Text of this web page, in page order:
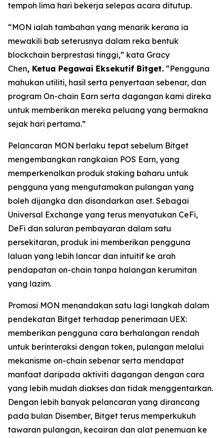
tempoh lima hari bekerja selepas acara ditutup.
“MON ialah tambahan yang menarik kerana ia
mewakili bab seterusnya dalam reka bentuk
blockchain berprestasi tinggi,” kata Gracy
Chen, Ketua Pegawai Eksekutif Bitget. “Pengguna
mahukan utiliti, hasil serta penyertaan sebenar, dan
program On-chain Earn serta dagangan kami direka
untuk memberikan mereka peluang yang bermakna
sejak hari pertama.”
Pelancaran MON berlaku tepat sebelum Bitget
mengembangkan rangkaian POS Earn, yang
memperkenalkan produk staking baharu untuk
pengguna yang mengutamakan pulangan yang
boleh dijangka dan disandarkan aset. Sebagai
Universal Exchange yang terus menyatukan CeFi,
DeFi dan saluran pembayaran dalam satu
persekitaran, produk ini memberikan pengguna
laluan yang lebih lancar dan intuitif ke arah
pendapatan on-chain tanpa halangan kerumitan
yang lazim.
Promosi MON menandakan satu lagi langkah dalam
pendekatan Bitget terhadap penerimaan UEX:
memberikan pengguna cara berhalangan rendah
untuk berinteraksi dengan token, pulangan melalui
mekanisme on-chain sebenar serta mendapat
manfaat daripada aktiviti dagangan dengan cara
yang lebih mudah diakses dan tidak menggentarkan.
Dengan lebih banyak pelancaran yang dirancang
pada bulan Disember, Bitget terus memperkukuh
tawaran pulangan, kecairan dan alat penemuan ke